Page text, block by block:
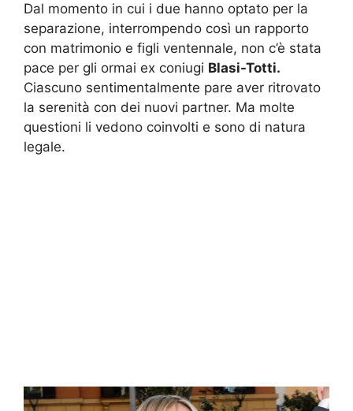
Dal momento in cui i due hanno optato per la
separazione, interrompendo così un rapporto
con matrimonio e figli ventennale, non c’è stata
pace per gli ormai ex coniugi Blasi-Totti.
Ciascuno sentimentalmente pare aver ritrovato
la serenità con dei nuovi partner. Ma molte
questioni li vedono coinvolti e sono di natura
legale.